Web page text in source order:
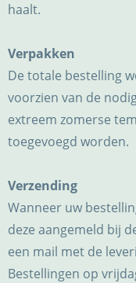
haalt.
Verpakken
De totale bestelling
voorzien van de
extreem zomerse
toegevoegd worden.
Verzending
Wanneer uw
deze aangemeld bij
een mail met de
Bestellingen op